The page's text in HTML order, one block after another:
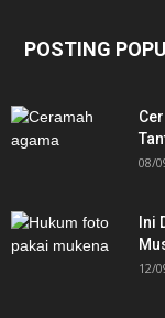
POSTING
08/
Ini
12/